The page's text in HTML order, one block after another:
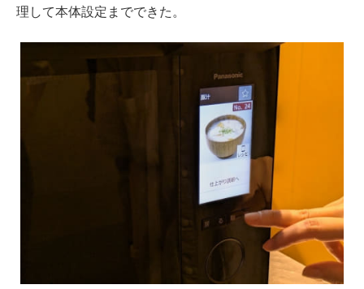
理して本体設定までできた。